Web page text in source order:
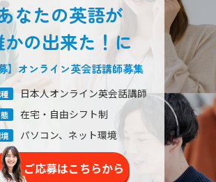
なたの英語が
かの出来た！に
募】オンライン英会話講師募集
日本人オンライン英会話講師
在宅・自由シフト制
パソコン、ネット環境
ご応募はこちらから